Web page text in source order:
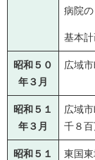
病院の
基本
昭和５０
年３月
広域
昭和５１
年３月
広域
千８
昭和５１
東国